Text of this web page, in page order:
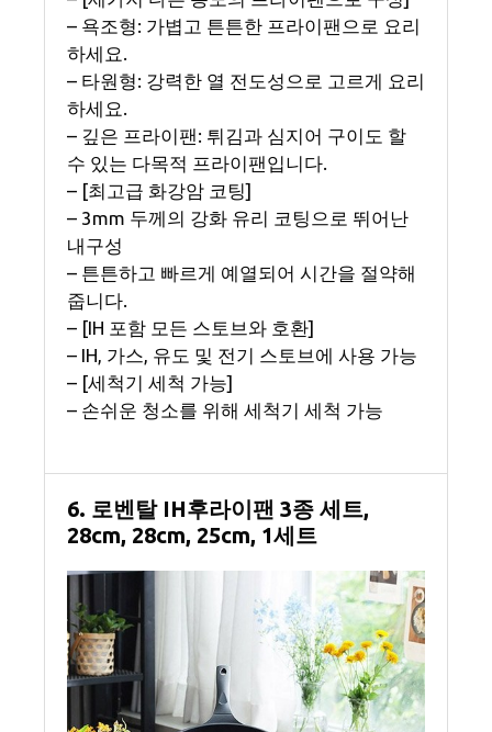
– 욕조형: 가볍고 튼튼한 프라이팬으로 요리
하세요.
– 타원형: 강력한 열 전도성으로 고르게 요리
하세요.
– 깊은 프라이팬: 튀김과 심지어 구이도 할
수 있는 다목적 프라이팬입니다.
– [최고급 화강암 코팅]
– 3mm 두께의 강화 유리 코팅으로 뛰어난
내구성
– 튼튼하고 빠르게 예열되어 시간을 절약해
줍니다.
– [IH 포함 모든 스토브와 호환]
– IH, 가스, 유도 및 전기 스토브에 사용 가능
– [세척기 세척 가능]
– 손쉬운 청소를 위해 세척기 세척 가능
6. 로벤탈 IH후라이팬 3종 세트,
28cm, 28cm, 25cm, 1세트